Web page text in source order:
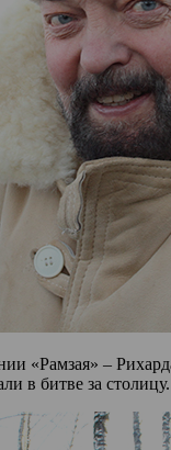
«Рамзая» –
в битве за